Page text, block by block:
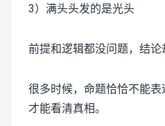
3）满头头发的是光头
前提和逻辑都没问题，结论
很多时候，命题恰恰不能
才能看清真相。